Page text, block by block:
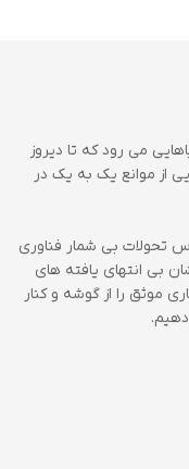
می رود که تا دیروز
از موانع یک به یک در
تحولات بی شمار فناوری
بی انتهای یافته های
موثق را از گوشه و کنار
دهیم.